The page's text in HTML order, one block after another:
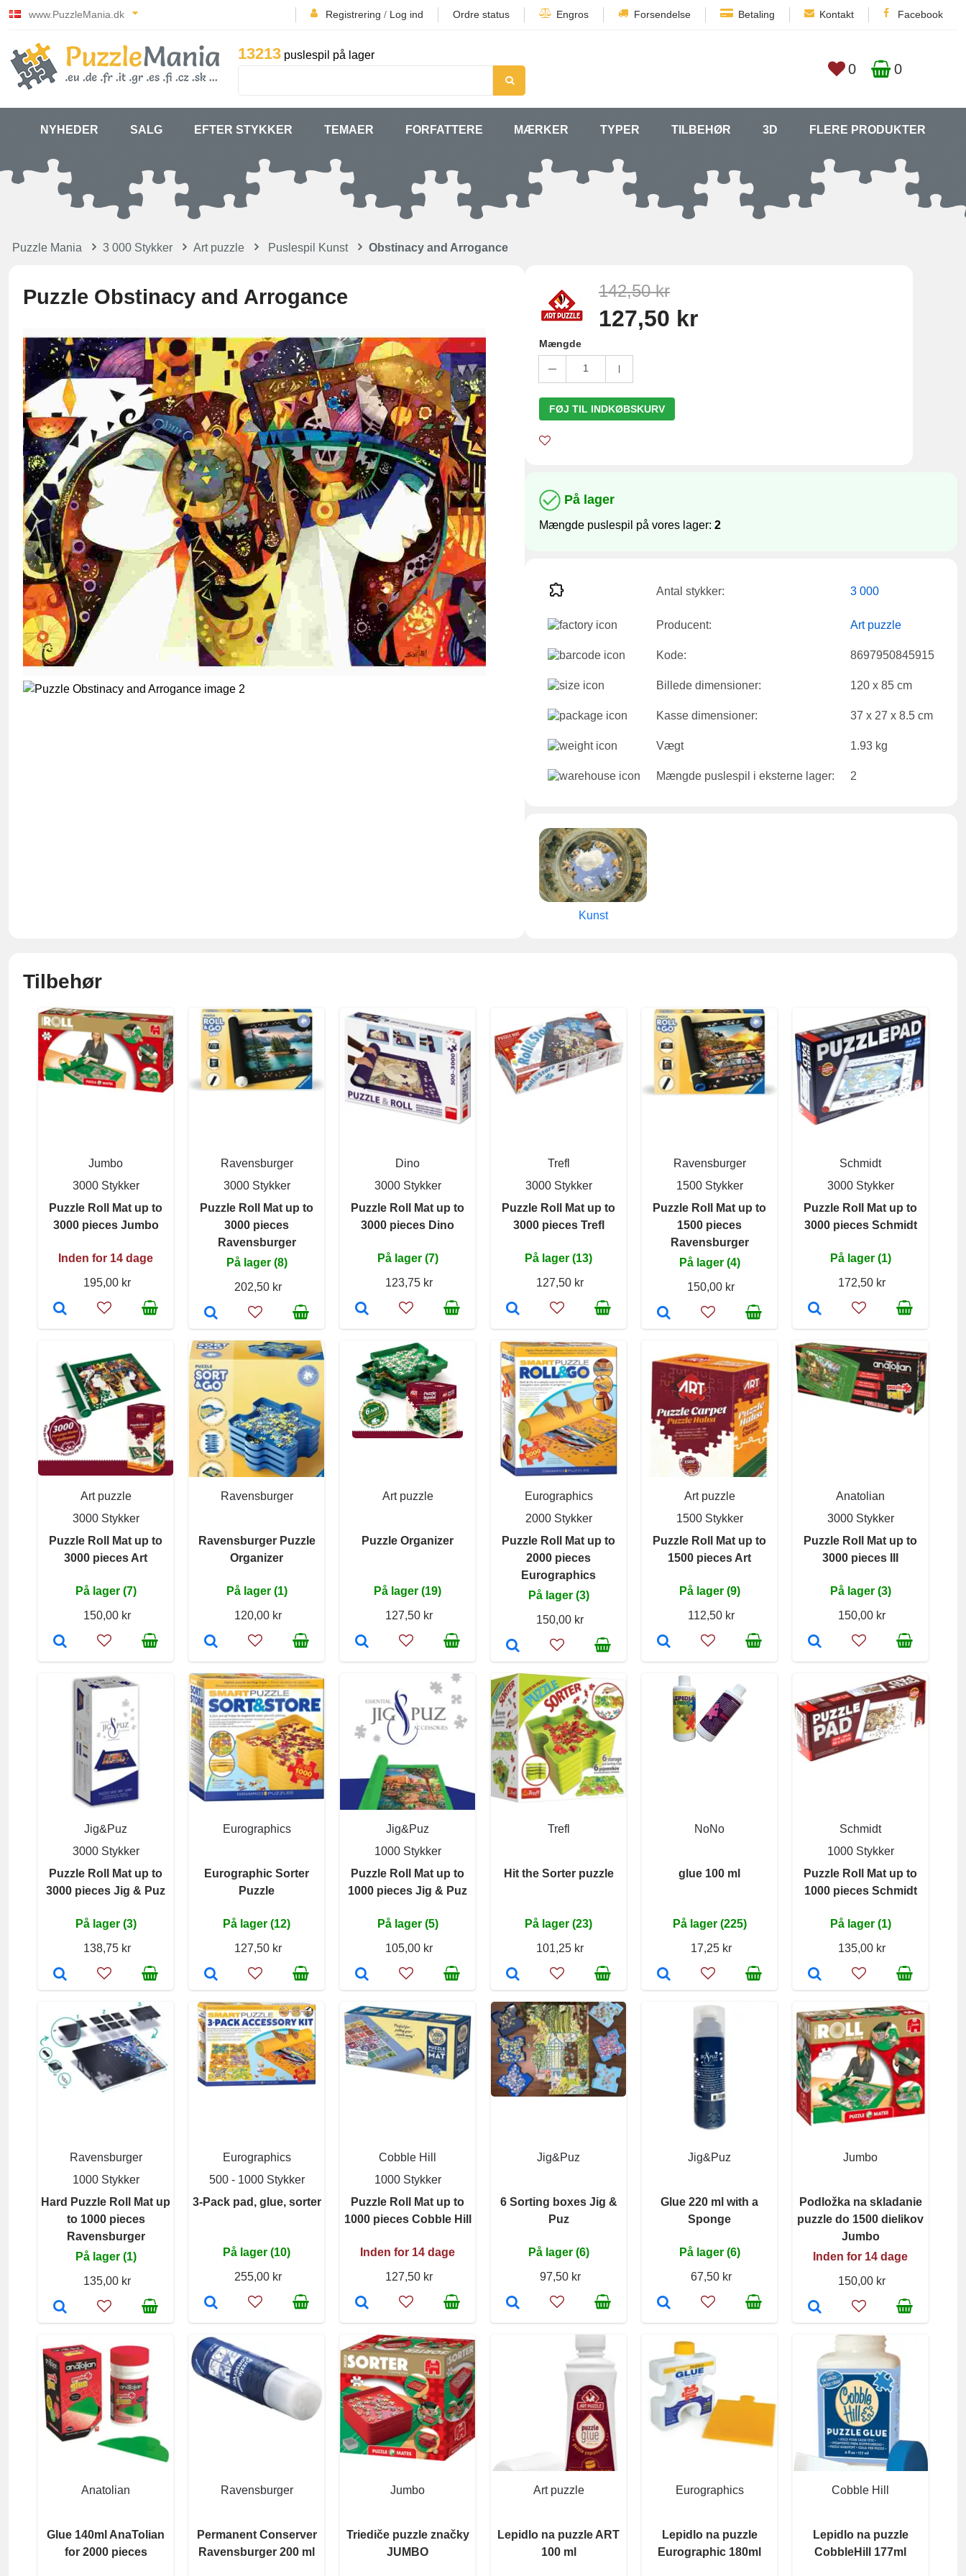
www.PuzzleMania.dk Registrering / Log ind Ordre status Engros Forsendelse Betaling Kontakt Facebook
13213 puslespil på lager
0 0
NYHEDER SALG EFTER STYKKER TEMAER FORFATTERE MÆRKER TYPER TILBEHØR 3D FLERE PRODUKTER
Puzzle Mania 3 000 Stykker Art puzzle Puslespil Kunst Obstinacy and Arrogance
Puzzle Obstinacy and Arrogance 142,50 kr
127,50 kr
Mængde
1
FØJ TIL INDKØBSKURV
På lager
Mængde puslespil på vores lager: 2
Antal stykker: 3 000
Producent: Art puzzle
Kode: 8697950845915
Billede dimensioner: 120 x 85 cm
Kasse dimensioner: 37 x 27 x 8.5 cm
Vægt 1.93 kg
Mængde puslespil i eksterne lager: 2
Kunst
Tilbehør
Jumbo
3000 Stykker
Puzzle Roll Mat up to
3000 pieces Jumbo
Inden for 14 dage
195,00 kr
Ravensburger
3000 Stykker
Puzzle Roll Mat up to
3000 pieces
Ravensburger
På lager (8)
202,50 kr
Dino
3000 Stykker
Puzzle Roll Mat up to
3000 pieces Dino
På lager (7)
123,75 kr
Trefl
3000 Stykker
Puzzle Roll Mat up to
3000 pieces Trefl
På lager (13)
127,50 kr
Ravensburger
1500 Stykker
Puzzle Roll Mat up to
1500 pieces
Ravensburger
På lager (4)
150,00 kr
Schmidt
3000 Stykker
Puzzle Roll Mat up to
3000 pieces Schmidt
På lager (1)
172,50 kr
Art puzzle
3000 Stykker
Puzzle Roll Mat up to
3000 pieces Art
På lager (7)
150,00 kr
Ravensburger
Ravensburger Puzzle
Organizer
På lager (1)
120,00 kr
Art puzzle
Puzzle Organizer
På lager (19)
127,50 kr
Eurographics
2000 Stykker
Puzzle Roll Mat up to
2000 pieces
Eurographics
På lager (3)
150,00 kr
Art puzzle
1500 Stykker
Puzzle Roll Mat up to
1500 pieces Art
På lager (9)
112,50 kr
Anatolian
3000 Stykker
Puzzle Roll Mat up to
3000 pieces III
På lager (3)
150,00 kr
Jig&Puz
3000 Stykker
Puzzle Roll Mat up to
3000 pieces Jig & Puz
På lager (3)
138,75 kr
Eurographics
Eurographic Sorter
Puzzle
På lager (12)
127,50 kr
Jig&Puz
1000 Stykker
Puzzle Roll Mat up to
1000 pieces Jig & Puz
På lager (5)
105,00 kr
Trefl
Hit the Sorter puzzle
På lager (23)
101,25 kr
NoNo
glue 100 ml
På lager (225)
17,25 kr
Schmidt
1000 Stykker
Puzzle Roll Mat up to
1000 pieces Schmidt
På lager (1)
135,00 kr
Ravensburger
1000 Stykker
Hard Puzzle Roll Mat up
to 1000 pieces
Ravensburger
På lager (1)
135,00 kr
Eurographics
500 - 1000 Stykker
3-Pack pad, glue, sorter
På lager (10)
255,00 kr
Cobble Hill
1000 Stykker
Puzzle Roll Mat up to
1000 pieces Cobble Hill
Inden for 14 dage
127,50 kr
Jig&Puz
6 Sorting boxes Jig &
Puz
På lager (6)
97,50 kr
Jig&Puz
Glue 220 ml with a
Sponge
På lager (6)
67,50 kr
Jumbo
Podložka na skladanie
puzzle do 1500 dielikov
Jumbo
Inden for 14 dage
150,00 kr
Anatolian
Glue 140ml AnaTolian
for 2000 pieces
Ravensburger
Permanent Conserver
Ravensburger 200 ml
Jumbo
Triediče puzzle značky
JUMBO
Art puzzle
Lepidlo na puzzle ART
100 ml
Eurographics
Lepidlo na puzzle
Eurographic 180ml
Cobble Hill
Lepidlo na puzzle
CobbleHill 177ml